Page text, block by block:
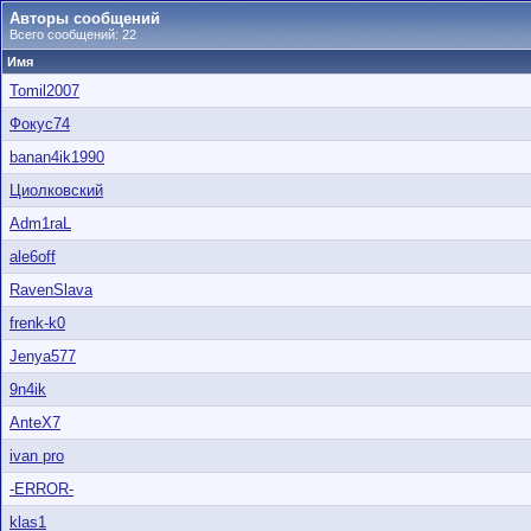
Авторы сообщений
Всего сообщений: 22
Имя
Tomil2007
Фокус74
banan4ik1990
Циолковский
Adm1raL
ale6off
RavenSlava
frenk-k0
Jenya577
9n4ik
AnteX7
ivan pro
-ERROR-
klas1